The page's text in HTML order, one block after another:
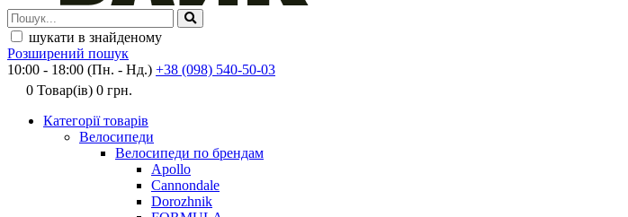
шукати в знайденому
Розширений пошук
10:00 - 18:00 (Пн. - Нд.) +38 (098) 540-50-03
0 Товар(ів) 0 грн.
Категорії товарів
Велосипеди
Велосипеди по брендам
Apollo
Cannondale
Dorozhnik